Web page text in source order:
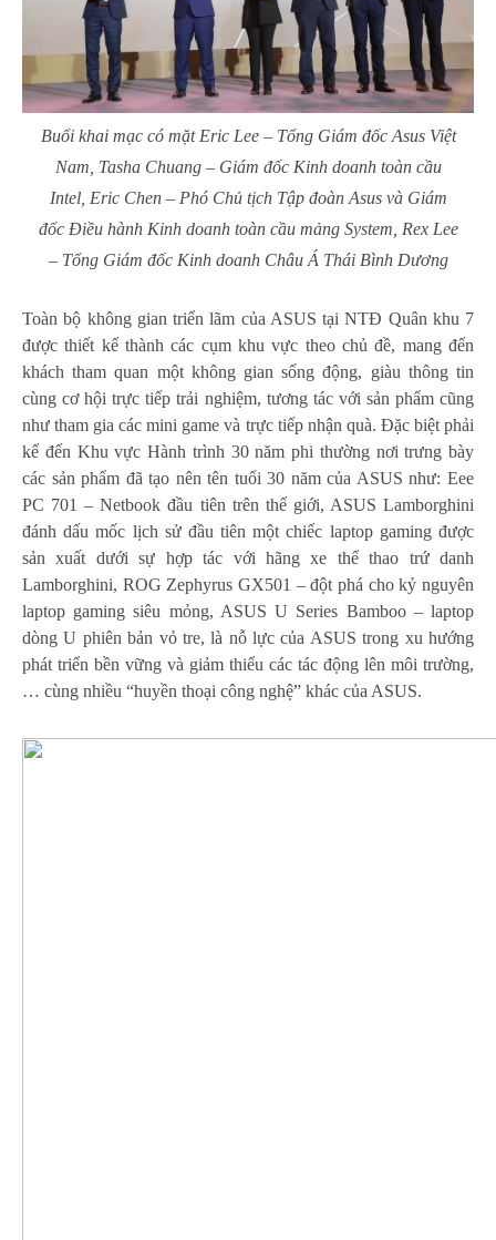
Buổi khai mạc có mặt Eric Lee – Tổng Giám đốc Asus Việt
Nam, Tasha Chuang – Giám đốc Kinh doanh toàn cầu
Intel, Eric Chen – Phó Chủ tịch Tập đoàn Asus và Giám
đốc Điều hành Kinh doanh toàn cầu mảng System, Rex Lee
– Tổng Giám đốc Kinh doanh Châu Á Thái Bình Dương
Toàn bộ không gian triển lãm của ASUS tại NTĐ Quân khu 7
được thiết kế thành các cụm khu vực theo chủ đề, mang đến
khách tham quan một không gian sống động, giàu thông tin
cùng cơ hội trực tiếp trải nghiệm, tương tác với sản phẩm cũng
như tham gia các mini game và trực tiếp nhận quà. Đặc biệt phải
kể đến Khu vực Hành trình 30 năm phi thường nơi trưng bày
các sản phẩm đã tạo nên tên tuổi 30 năm của ASUS như: Eee
PC 701 – Netbook đầu tiên trên thế giới, ASUS Lamborghini
đánh dấu mốc lịch sử đầu tiên một chiếc laptop gaming được
sản xuất dưới sự hợp tác với hãng xe thể thao trứ danh
Lamborghini, ROG Zephyrus GX501 – đột phá cho kỷ nguyên
laptop gaming siêu mỏng, ASUS U Series Bamboo – laptop
dòng U phiên bản vỏ tre, là nỗ lực của ASUS trong xu hướng
phát triển bền vững và giảm thiểu các tác động lên môi trường,
… cùng nhiều “huyền thoại công nghệ” khác của ASUS.